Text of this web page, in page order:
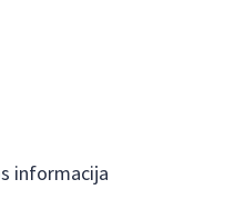
informacija